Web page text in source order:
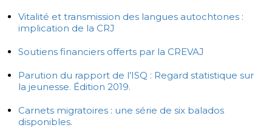
Vitalité et transmission des langues autochtones :
implication de la CRJ
Soutiens financiers offerts par la CREVAJ
Parution du rapport de l’ISQ : Regard statistique sur
la jeunesse. Édition 2019.
Carnets migratoires : une série de six balados
disponibles.